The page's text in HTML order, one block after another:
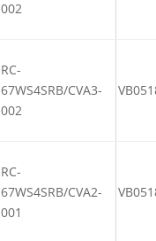
002
RC-
67WS4SRB/CVA3-
002
RC-
67WS4SRB/CVA2-
001